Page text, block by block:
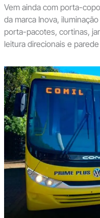
Vem ainda com porta-
da marca Inova,
porta-pacotes, cortinas,
leitura direcionais e